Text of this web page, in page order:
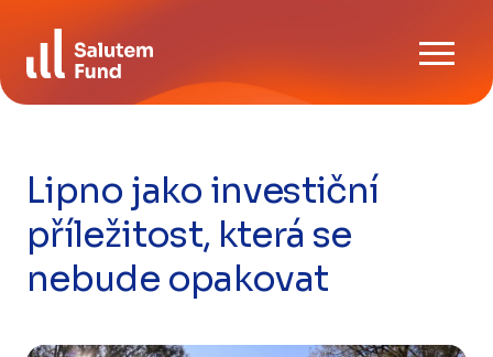
content
FAQ
CZ EN
Lipno jako investiční
příležitost, která se
nebude opakovat